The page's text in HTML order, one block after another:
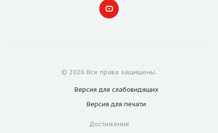
© 2026 Все права защищены.
Версия для слабовидящих
Версия для печати
Достижения